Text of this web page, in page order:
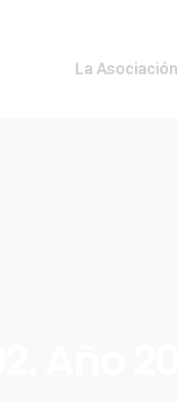
La Asociación